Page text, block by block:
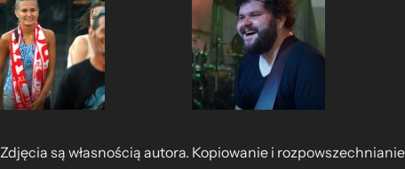
Zdjęcia są własnością autora. Kopiowanie i